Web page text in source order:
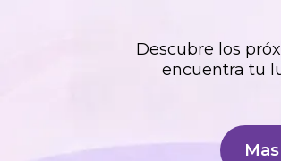
Descubre los
encuentra tu